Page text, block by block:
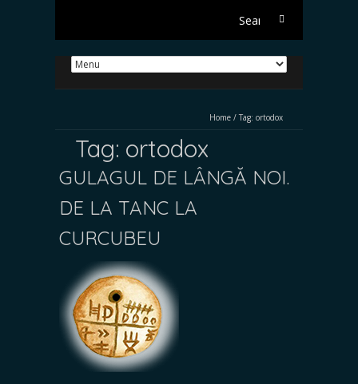
Search
Home / Tag: ortodox
Tag: ortodox
GULAGUL DE LÂNGĂ NOI.
DE LA TANC LA
CURCUBEU